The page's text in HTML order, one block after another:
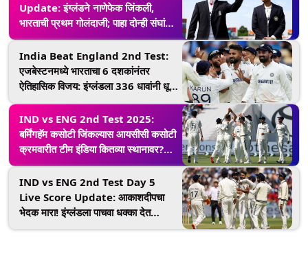
Update: इंग्लंडने नाणेफेक जिंकली,
भारताची प्रथम गोलंदाजी; पाहा दोन्ही संघांची
प्लेइंग 11
India Beat England 2nd Test:
एजबेस्टनमध्ये भारताचा 6 दशकांनंतर
ऐतिहासिक विजय: इंग्लंडला 336 धावांनी धूळ
चारली, मालिकेत 1-1 बरोबरी!
IND vs ENG 2nd Test 2025:
बर्मिंगहॅम कसोटी जिंकल्यास आयसीसी कसोटी
क्रमवारीत टीम इंडिया कितव्या स्थानावर?
जाणून घ्या एका क्लिकवर
IND vs ENG 2nd Test Day 5
Live Score Update: आकाशदीपचा
भेदक मारा! इंग्लंडला पाचवा धक्का देत